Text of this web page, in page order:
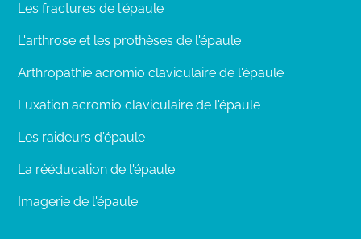
Les fractures de l'épaule
L'arthrose et les prothèses de l'épaule
Arthropathie acromio claviculaire de l'épaule
Luxation acromio claviculaire de l'épaule
Les raideurs d'épaule
La rééducation de l'épaule
Imagerie de l'épaule